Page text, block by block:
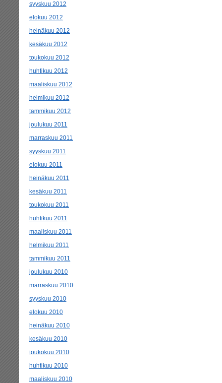
syyskuu 2012
elokuu 2012
heinäkuu 2012
kesäkuu 2012
toukokuu 2012
huhtikuu 2012
maaliskuu 2012
helmikuu 2012
tammikuu 2012
joulukuu 2011
marraskuu 2011
syyskuu 2011
elokuu 2011
heinäkuu 2011
kesäkuu 2011
toukokuu 2011
huhtikuu 2011
maaliskuu 2011
helmikuu 2011
tammikuu 2011
joulukuu 2010
marraskuu 2010
syyskuu 2010
elokuu 2010
heinäkuu 2010
kesäkuu 2010
toukokuu 2010
huhtikuu 2010
maaliskuu 2010